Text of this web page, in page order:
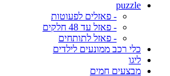
puzzle
- פאזלים לפעוטות
- פאזל עד 48 חלקים
- פאזל לתותחים
כלי רכב ממונעים לילדים
ליגו
מבצעים חמים